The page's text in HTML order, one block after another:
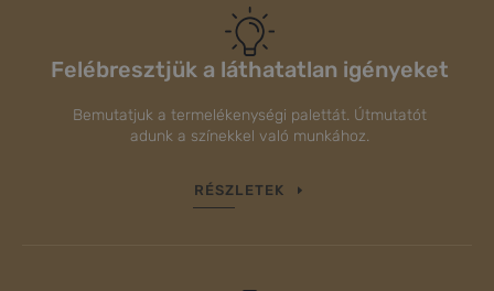
Felébresztjük a láthatatlan igényeket
Bemutatjuk a termelékenységi palettát. Útmutatót
adunk a színekkel való munkához.
RÉSZLETEK